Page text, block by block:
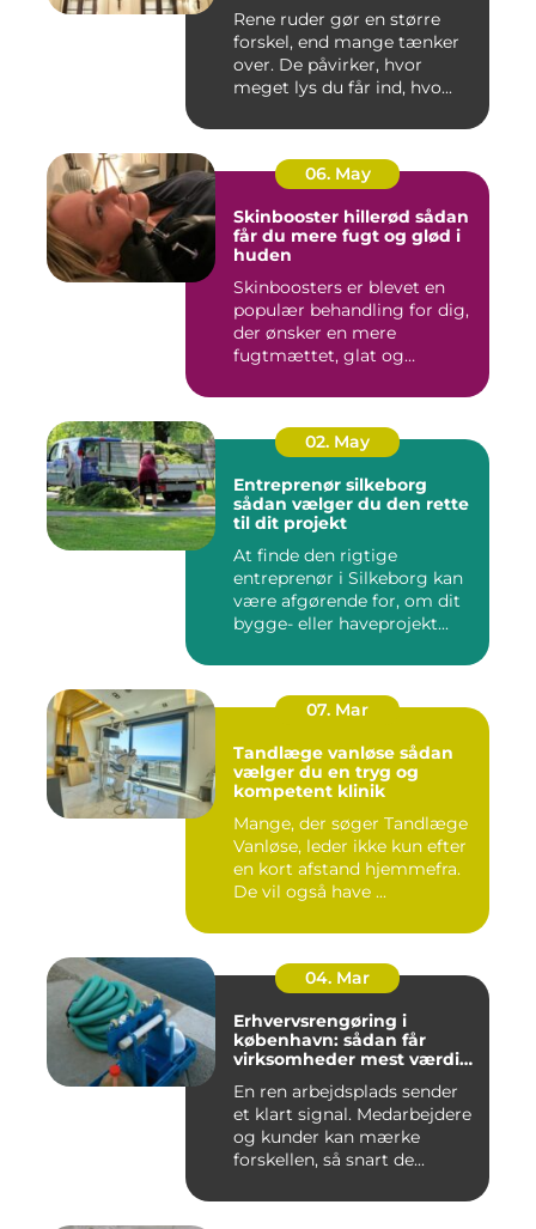
Rene ruder gør en større
forskel, end mange tænker
over. De påvirker, hvor
meget lys du får ind, hvo...
06. May
Skinbooster hillerød sådan
får du mere fugt og glød i
huden
Skinboosters er blevet en
populær behandling for dig,
der ønsker en mere
fugtmættet, glat og
02. May
Entreprenør silkeborg
sådan vælger du den rette
til dit projekt
At finde den rigtige
entreprenør i Silkeborg kan
være afgørende for, om dit
bygge- eller haveprojekt...
07. Mar
Tandlæge vanløse sådan
vælger du en tryg og
kompetent klinik
Mange, der søger Tandlæge
Vanløse, leder ikke kun efter
en kort afstand hjemmefra.
De vil også have ...
04. Mar
Erhvervsrengøring i
københavn: sådan får
virksomheder mest værdi
En ren arbejdsplads sender
et klart signal. Medarbejdere
og kunder kan mærke
forskellen, så snart de...